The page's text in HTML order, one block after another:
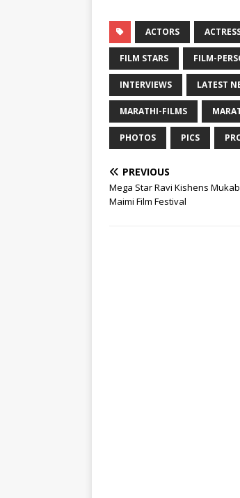
ACTORS
FILM STARS FILM-
INTERVIEWS LATEST
MARATHI-FILMS
PHOTOS PICS
PREVIOUS
Mega Star Ravi Kishens
Maimi Film Festival